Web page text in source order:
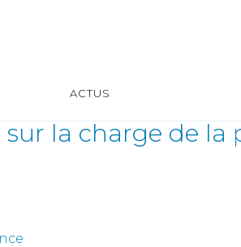
ACTUS
la charge de la